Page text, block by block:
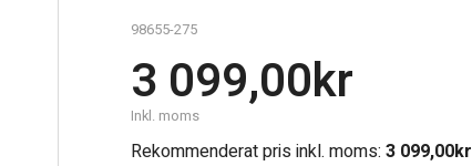
98655-275
3 099,00kr
Inkl. moms
Rekommenderat pris inkl. moms:3 099,00kr